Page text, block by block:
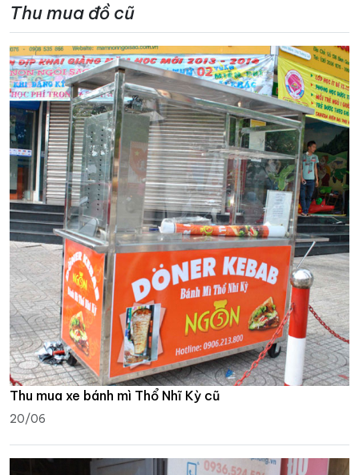
Thu mua đồ cũ
Thu mua xe bánh mì Thổ Nhĩ Kỳ cũ
20/06